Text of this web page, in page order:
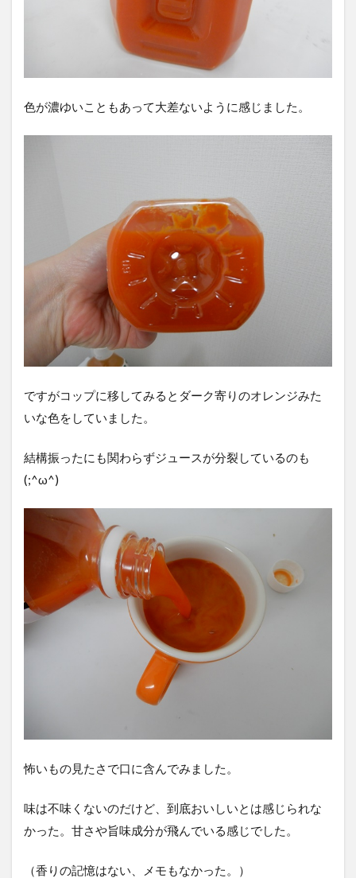
色が濃ゆいこともあって大差ないように感じました。
ですがコップに移してみるとダーク寄りのオレンジみた
いな色をしていました。
結構振ったにも関わらずジュースが分裂しているのも
(;^ω^)
怖いもの見たさで口に含んでみました。
味は不味くないのだけど、到底おいしいとは感じられな
かった。甘さや旨味成分が飛んでいる感じでした。
（香りの記憶はない、メモもなかった。）